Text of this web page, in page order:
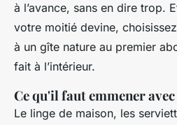
à l’avance, sans en dire trop.
votre moitié devine,
à un gîte nature au premier
fait à l’intérieur.
Ce qu'il faut emmener
Le linge de maison, les